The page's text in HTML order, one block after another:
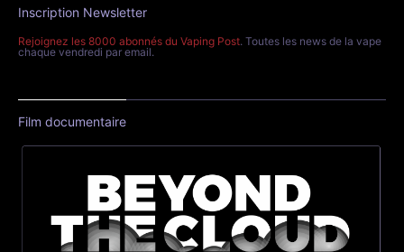
Inscription Newsletter
Rejoignez les 8000 abonnés du Vaping Post. Toutes les news de la vape
chaque vendredi par email.
Film documentaire